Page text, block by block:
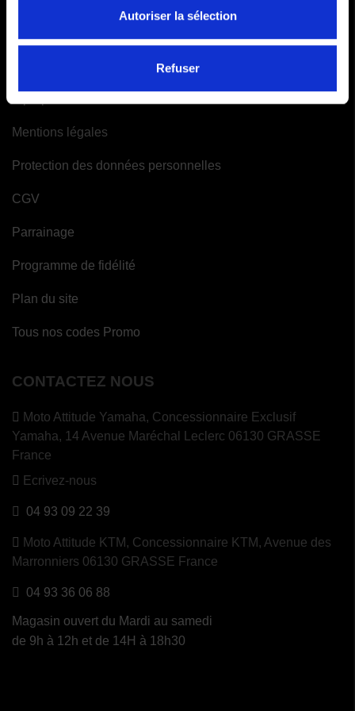
Autoriser la sélection
Refuser
Mentions légales
Protection des données personnelles
CGV
Parrainage
Programme de fidélité
Plan du site
Tous nos codes Promo
CONTACTEZ NOUS
Moto Attitude Yamaha, Concessionnaire Exclusif
Yamaha, 14 Avenue Maréchal Leclerc 06130 GRASSE
France
Ecrivez-nous
04 93 09 22 39
Moto Attitude KTM, Concessionnaire KTM, Avenue des
Marronniers 06130 GRASSE France
04 93 36 06 88
Magasin ouvert du Mardi au samedi
de 9h à 12h et de 14H à 18h30